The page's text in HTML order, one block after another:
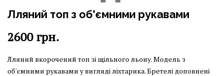
Лляний топ з об'ємними рукавами
2600грн.
Лляний вкорочений топ зі щільного льону. Модель з
об'ємними рукавами у вигляді ліхтарика. Бретелі доповнені